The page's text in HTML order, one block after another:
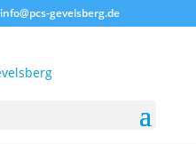
info@pcs-gevelsberg.de